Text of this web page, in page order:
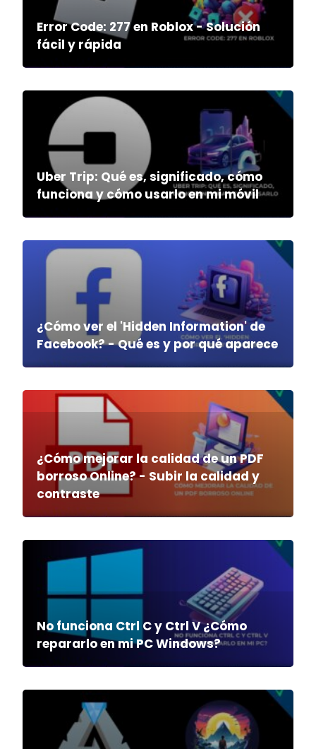
Error Code: 277 en Roblox - Solución
fácil y rápida
Uber Trip: Qué es, significado, cómo
funciona y cómo usarlo en mi móvil
¿Cómo ver el 'Hidden Information' de
Facebook? - Qué es y por qué aparece
¿Cómo mejorar la calidad de un PDF
borroso Online? - Subir la calidad y
contraste
No funciona Ctrl C y Ctrl V ¿Cómo
repararlo en mi PC Windows?